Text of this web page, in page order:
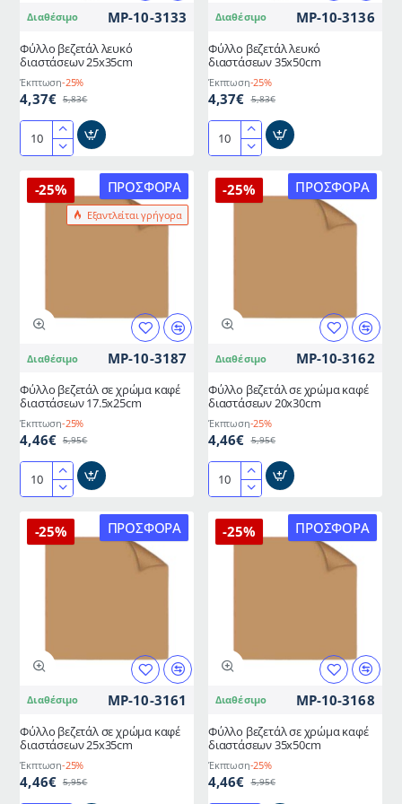
Διαθέσιμο MP-10-3133
Φύλλο βεζετάλ λευκό
διαστάσεων 25x35cm
Έκπτωση-25%
4,37€ 5,83€
Φύλλο
λευκό
διαστάσεων
Διαθέσιμο MP-10-3136
Φύλλο βεζετάλ λευκό
διαστάσεων 35x50cm
Έκπτωση-25%
4,37€ 5,83€
Φύλλο
λευκό
διαστάσεων
ΠΡΟΣΦΟΡΆ
Εξαντλείται γρήγορα
-25%
Διαθέσιμο MP-10-3187
Φύλλο βεζετάλ σε χρώμα καφέ
διαστάσεων 17.5x25cm
Έκπτωση-25%
4,46€ 5,95€
Φύλλο
σε
χρώμα
ΠΡΟΣΦΟΡΆ
-25%
Διαθέσιμο MP-10-3162
Φύλλο βεζετάλ σε χρώμα καφέ
διαστάσεων 20x30cm
Έκπτωση-25%
4,46€ 5,95€
Φύλλο
σε
χρώμα
ΠΡΟΣΦΟΡΆ
-25%
Διαθέσιμο MP-10-3161
Φύλλο βεζετάλ σε χρώμα καφέ
διαστάσεων 25x35cm
Έκπτωση-25%
4,46€ 5,95€
ΠΡΟΣΦΟΡΆ
-25%
Διαθέσιμο MP-10-3168
Φύλλο βεζετάλ σε χρώμα καφέ
διαστάσεων 35x50cm
Έκπτωση-25%
4,46€ 5,95€